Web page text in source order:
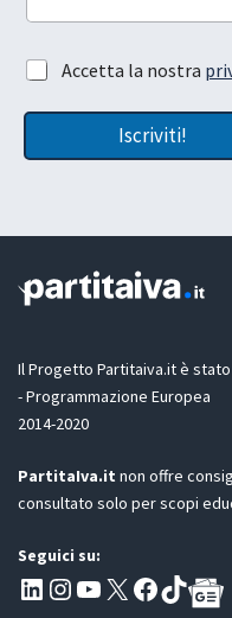
t
a
z
a
D
P
A
c
t
n
D
R
*
Accetta la nostra
Iscriviti!
Il Progetto Partitaiva.it è
- Programmazione Europea
2014-2020
PartitaIva.it non offre
consultato solo per scopi
Seguici su:
Pagina LinkedIn PartitaIva
Instagram
Canale YouTube Evoluzione - Partitaiva.it
X Segui PartitaIva su Facebook
TikTok